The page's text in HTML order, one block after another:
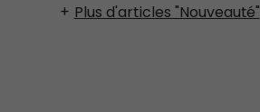
Plus d'articles "Nouveauté"